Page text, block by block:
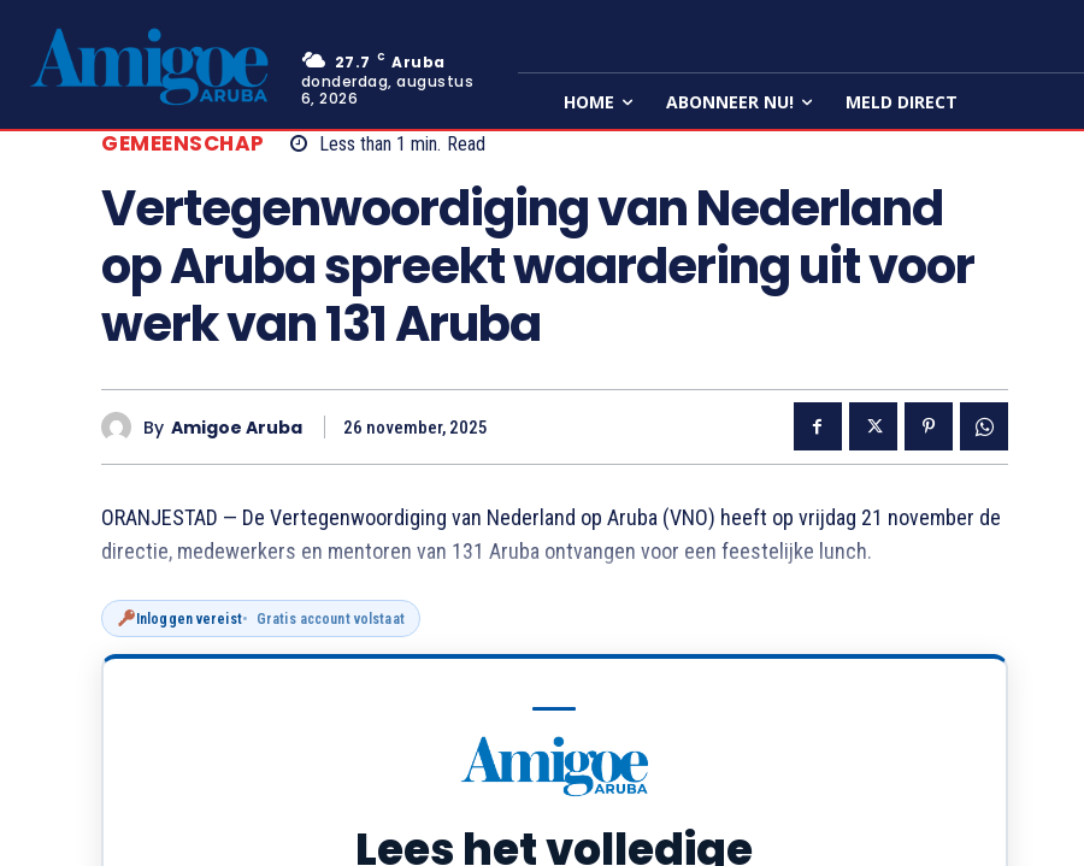
27.7 C Aruba
donderdag, augustus
6, 2026
HOME ABONNEER NU! MELD DIRECT
GEMEENSCHAP Less than 1 min. Read
Vertegenwoordiging van Nederland
op Aruba spreekt waardering uit voor
werk van 131 Aruba
By Amigoe Aruba 26 november, 2025
ORANJESTAD — De Vertegenwoordiging van Nederland op Aruba (VNO) heeft op vrijdag 21 november de
directie, medewerkers en mentoren van 131 Aruba ontvangen voor een feestelijke lunch.
Inloggen vereist Gratis account volstaat
Lees het volledige